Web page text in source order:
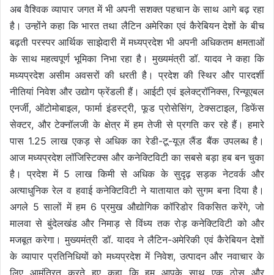
अब वैश्विक व्यापार जगत में भी अपनी सशक्त पहचान के साथ आगे बढ़ रहा
है। उन्होंने कहा कि भारत तथा लैटिन अमेरिका एवं कैरेबियन देशों के बीच
बढ़ती परस्पर आर्थिक साझेदारी में मध्यप्रदेश भी अपनी अधिकतम क्षमताओं
के साथ महत्वपूर्ण भूमिका निभा रहा है। मुख्यमंत्री डॉ. यादव ने कहा कि
मध्यप्रदेश असीम अवसरों की धरती है। प्रदेश की स्थिर और पारदर्शी
नीतियां निवेश और उद्योग फ्रेंडली हैं। आईटी एवं इलेक्ट्रॉनिक्स, रिन्यूएबल
एनर्जी, ऑटोमोबाइल, फार्मा इंडस्ट्री, फूड प्रोसेसिंग, टेक्सटाइल, डिफेंस
सेक्टर, और टेक्नॉलजी के क्षेत्र में हम तेजी से प्रगति कर रहे हैं। हमारे
पास 1.25 लाख एकड़ से अधिक का रेडी-टू-यूज़ लैंड बैंक उपलब्ध है।
आज मध्यप्रदेश लॉजिस्टिक्स और कनेक्टिविटी का सबसे बड़ा हब बन चुका
है। प्रदेश में 5 लाख किमी से अधिक के सुदृढ़ सड़क नेटवर्क और
अत्याधुनिक रेल व हवाई कनेक्टिविटी ने यातायात को सुगम बना दिया है।
अगले 5 सालों में हम 6 प्रमुख औद्योगिक कॉरिडोर विकसित करेंगे, जो
मालवा से बुंदेलखंड और निमाड़ से विंध्य तक रोड़ कनेक्टिविटी को और
मजबूत करेगा। मुख्यमंत्री डॉ. यादव ने लैटिन-अमेरिकी एवं कैरेबियन देशों
के व्यापार प्रतिनिधियों को मध्यप्रदेश में निवेश, उत्पादन और नवाचार के